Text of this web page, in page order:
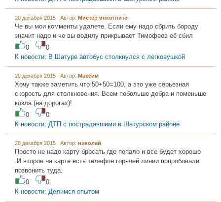
20 декабря 2015 Автор: Мистер инкогнито
Че вы мои комменты удалете. Если ему надо сбрить бороду
значит надо и че вы водилу прикрывает Тимофеев её сбил
0
0
К новости: В Шатуре автобус столкнулся с легковушкой
20 декабря 2015 Автор: Максим
Хочу также заметить что 50+50=100, а это уже серьезная
скорость для столкновения. Всем побольше добра и поменьше
козла (на дорогах)!
0
0
К новости: ДТП с пострадавшими в Шатурском районе
20 декабря 2015 Автор: николай
Просто не надо карту бросать где попало и все будет хорошо
.И второе на карте есть телефон горячей линии попробовали
позвонить туда.
0
0
К новости: Делимся опытом